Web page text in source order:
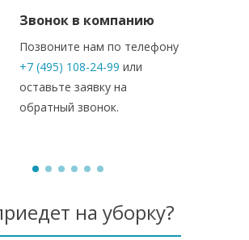
Звонок в компанию
Позвоните нам по телефону
+7 (495) 108-24-99 или
оставьте заявку на
обратный звонок.
на уборку?